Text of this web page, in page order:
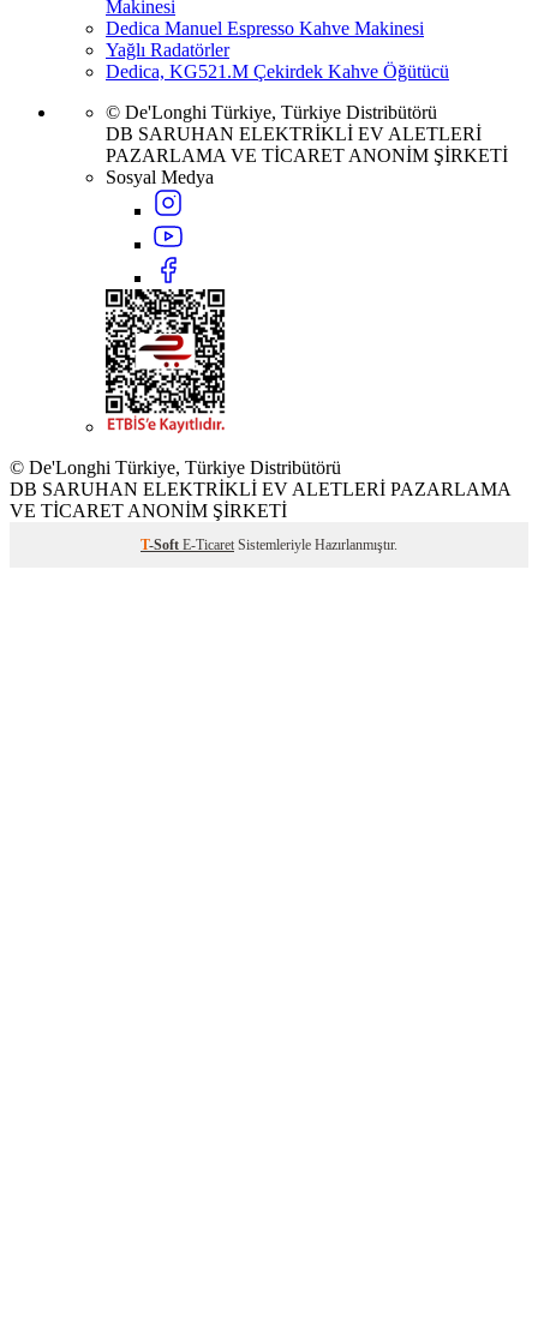
Makinesi
Dedica Manuel Espresso Kahve Makinesi
Yağlı Radatörler
Dedica, KG521.M Çekirdek Kahve Öğütücü
© De'Longhi Türkiye, Türkiye Distribütörü
DB SARUHAN ELEKTRİKLİ EV ALETLERİ
PAZARLAMA VE TİCARET ANONİM ŞİRKETİ
Sosyal Medya
© De'Longhi Türkiye, Türkiye Distribütörü
DB SARUHAN ELEKTRİKLİ EV ALETLERİ PAZARLAMA
VE TİCARET ANONİM ŞİRKETİ
T-Soft E-Ticaret Sistemleriyle Hazırlanmıştır.